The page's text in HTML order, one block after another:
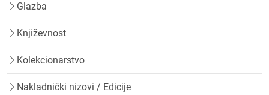
Glazba
Književnost
Kolekcionarstvo
Nakladnički nizovi / Edicije